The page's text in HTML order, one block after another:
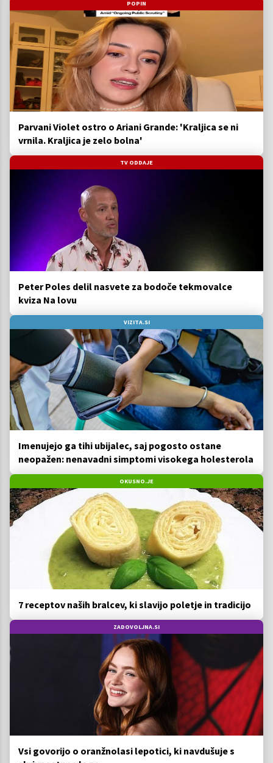
POPIN
Parvani Violet ostro o Ariani Grande: 'Kraljica se ni
vrnila. Kraljica je zelo bolna'
TV ODDAJE
Peter Poles delil nasvete za bodoče tekmovalce
kviza Na lovu
VIZITA.SI
Imenujejo ga tihi ubijalec, saj pogosto ostane
neopažen: nenavadni simptomi visokega holesterola
OKUSNO.JE
7 receptov naših bralcev, ki slavijo poletje in tradicijo
ZADOVOLJNA.SI
Vsi govorijo o oranžnolasi lepotici, ki navdušuje s